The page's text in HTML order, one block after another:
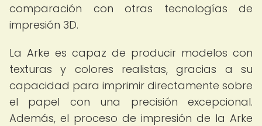
comparación con otras tecnologías de
impresión 3D.
La Arke es capaz de producir modelos con
texturas y colores realistas, gracias a su
capacidad para imprimir directamente sobre
el papel con una precisión excepcional.
Además, el proceso de impresión de la Arke